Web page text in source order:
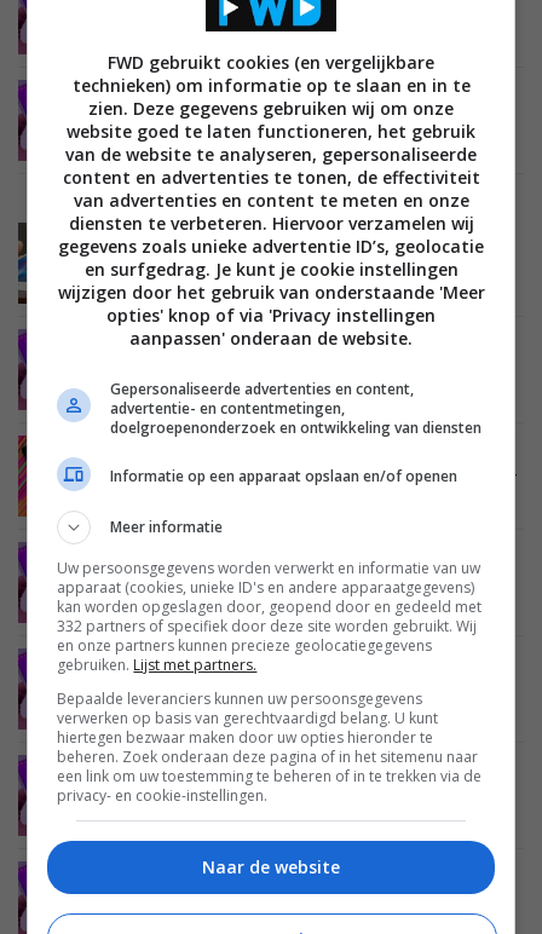
Galaxy Note 4 met Lollipop bevat verwarrende
volumeregeling
MOBILE
Lollipop-update Galaxy Note 4 in Polen
aangekomen
MOBILE 31 DECEMBER 2014
‘Samsung-toestellen kunnen Lollipop in januari
verwachten’
MOBILE 29 DECEMBER 2014
aan
De beste Android tablets van dit moment (winter
22 DECEMBER 2014
Android 5.0.1 te zien op Samsung Galaxy Note 4
en Edge
MOBILE 17 DECEMBER 2014
‘Samsung Galaxy Note 4 en Edge krijgen geen
Android 5.0.0’
MOBILE 15 DECEMBER 2014
Samsung Galaxy Note 4 ook in ‘fluweel rood’
FWD gebruikt cookies (en vergelijkbare
technieken) om informatie op te slaan en in te
zien. Deze gegevens gebruiken wij om onze
website goed te laten functioneren, het gebruik
van de website te analyseren, gepersonaliseerde
content en advertenties te tonen, de effectiviteit
van advertenties en content te meten en onze
diensten te verbeteren. Hiervoor verzamelen wij
gegevens zoals unieke advertentie ID’s, geolocatie
en surfgedrag. Je kunt je cookie instellingen
wijzigen door het gebruik van onderstaande 'Meer
opties' knop of via 'Privacy instellingen
aanpassen' onderaan de website.
Gepersonaliseerde advertenties en content,
advertentie- en contentmetingen,
doelgroepenonderzoek en ontwikkeling van diensten
Informatie op een apparaat opslaan en/of openen
Meer informatie
Uw persoonsgegevens worden verwerkt en informatie van uw
apparaat (cookies, unieke ID's en andere apparaatgegevens)
kan worden opgeslagen door, geopend door en gedeeld met
332 partners of specifiek door deze site worden gebruikt. Wij
en onze partners kunnen precieze geolocatiegegevens
gebruiken. Lijst met partners.
Bepaalde leveranciers kunnen uw persoonsgegevens
verwerken op basis van gerechtvaardigd belang. U kunt
hiertegen bezwaar maken door uw opties hieronder te
beheren. Zoek onderaan deze pagina of in het sitemenu naar
een link om uw toestemming te beheren of in te trekken via de
privacy- en cookie-instellingen.
Naar de website